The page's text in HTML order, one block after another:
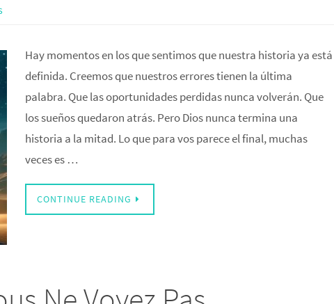
Hay momentos en los que sentimos que nuestra historia ya está
definida. Creemos que nuestros errores tienen la última
palabra. Que las oportunidades perdidas nunca volverán. Que
los sueños quedaron atrás. Pero Dios nunca termina una
historia a la mitad. Lo que para vos parece el final, muchas
veces es …
CONTINUE READING